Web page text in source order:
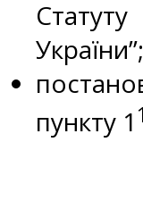
України”;
пункту 1 1